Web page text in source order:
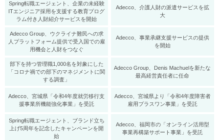
Spring転職エージェント、企業の未経験
ITエンジニア採用を支援する教育プログ
ラム付き人財紹介サービスを開始
Adecco、介護人財の派遣サービスを拡
大
Adecco Group、ウクライナ難民への求
人プラットフォーム提供で受入国での雇
用機会と人財をつなぐ
​Adecco、事業承継支援サービスの提供
を開始
部下を持つ管理職1,000名を対象にした
「コロナ禍での部下のマネジメントに関
する調査」
Adecco Group、Denis Machuelを新たな
最高経営責任者に任命
Adecco、宮城県「令和4年度就労移行支
援事業所機能強化事業」を受託
Adecco、宮城県より「令和4年度障害者
雇用プラスワン事業」を受託
Spring転職エージェント、ブランド立ち
上げ5周年を記念したキャンペーンを開
始
Adecco、福岡市の「オンライン活用型
事業再構築サポート事業」を受託